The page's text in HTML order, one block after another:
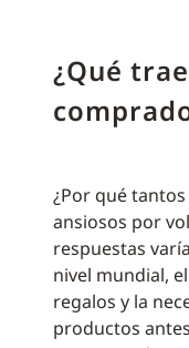
¿Qué
¿Por qué
ansiosos por
respuestas
nivel mundial,
regalos y la
productos